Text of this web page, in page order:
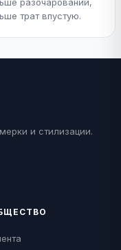
трат впустую.
и стилизации.